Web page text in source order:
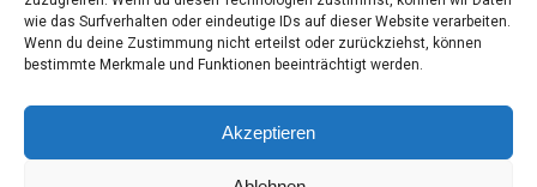
Tester-Paradies
Produkttests und Alltag
wie das Surfverhalten oder eindeutige IDs auf dieser Website verarbeiten.
Wenn du deine Zustimmung nicht erteilst oder zurückziehst, können
bestimmte Merkmale und Funktionen beeinträchtigt werden.
Akzeptieren